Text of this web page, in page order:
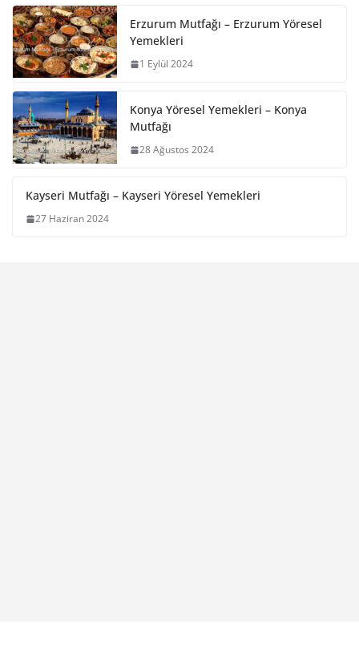
Erzurum Mutfağı – Erzurum Yöresel
Yemekleri
1 Eylül 2024
Konya Yöresel Yemekleri – Konya
Mutfağı
28 Ağustos 2024
Kayseri Mutfağı – Kayseri Yöresel Yemekleri
27 Haziran 2024